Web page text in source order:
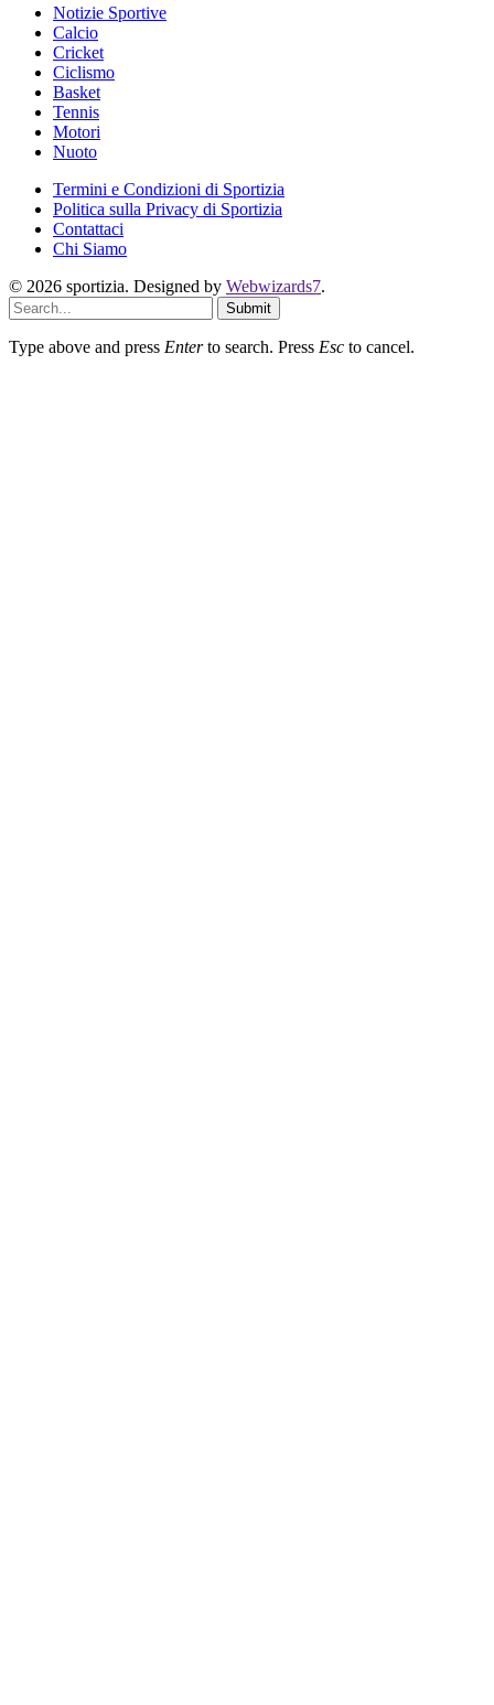
Notizie Sportive
Calcio
Cricket
Ciclismo
Basket
Tennis
Motori
Nuoto
Termini e Condizioni di Sportizia
Politica sulla Privacy di Sportizia
Contattaci
Chi Siamo
© 2026 sportizia. Designed by Webwizards7.
Submit
Type above and press Enterto search. Press Esc to cancel.